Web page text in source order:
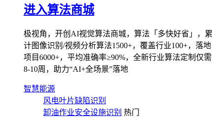
进入算法商城
极视角，开创AI视觉算法商城，算法「多快好省」，累
计图像识别/视频分析算法1500+，覆盖行业100+，落地
项目6000+，平均准确率≥90%，全新行业算法定制仅需
8-10周，助力“AI+全场景”落地
智慧能源
风电叶片缺陷识别
卸油作业安全设施识别 热门